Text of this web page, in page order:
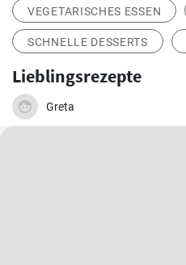
VEGETARISCHES ESSEN
SCHNELLE DESSERTS
Lieblingsrezepte
Greta